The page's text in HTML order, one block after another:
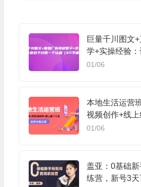
巨量千川图文
学+实操经验
个认知（65节
01/06
本地生活运营
视频创作+线上
老板必看
01/06
盖亚：0基础新
练营，新号3